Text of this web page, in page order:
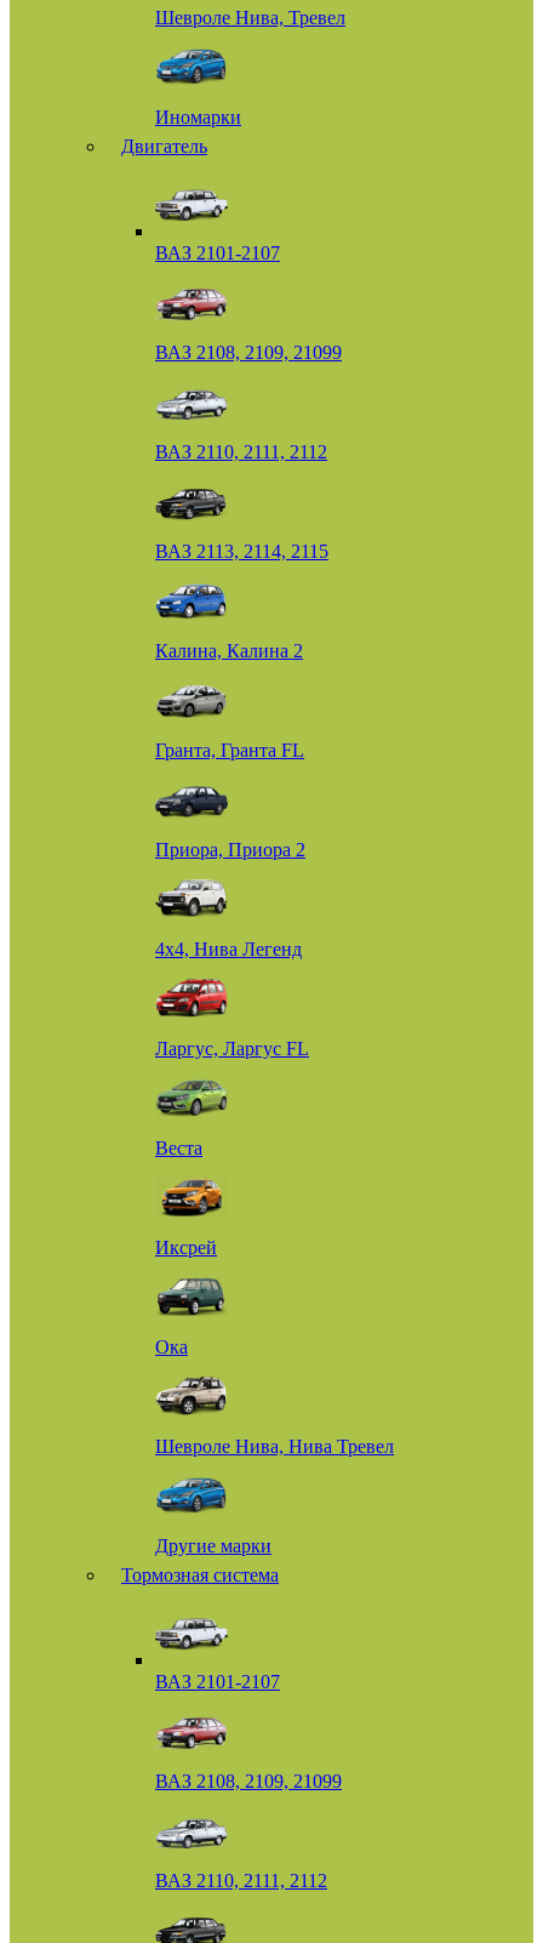
Шевроле Нива, Тревел
Иномарки
Двигатель
ВАЗ 2101-2107
ВАЗ 2108, 2109, 21099
ВАЗ 2110, 2111, 2112
ВАЗ 2113, 2114, 2115
Калина, Калина 2
Гранта, Гранта FL
Приора, Приора 2
4х4, Нива Легенд
Ларгус, Ларгус FL
Веста
Иксрей
Ока
Шевроле Нива, Нива Тревел
Другие марки
Тормозная система
ВАЗ 2101-2107
ВАЗ 2108, 2109, 21099
ВАЗ 2110, 2111, 2112